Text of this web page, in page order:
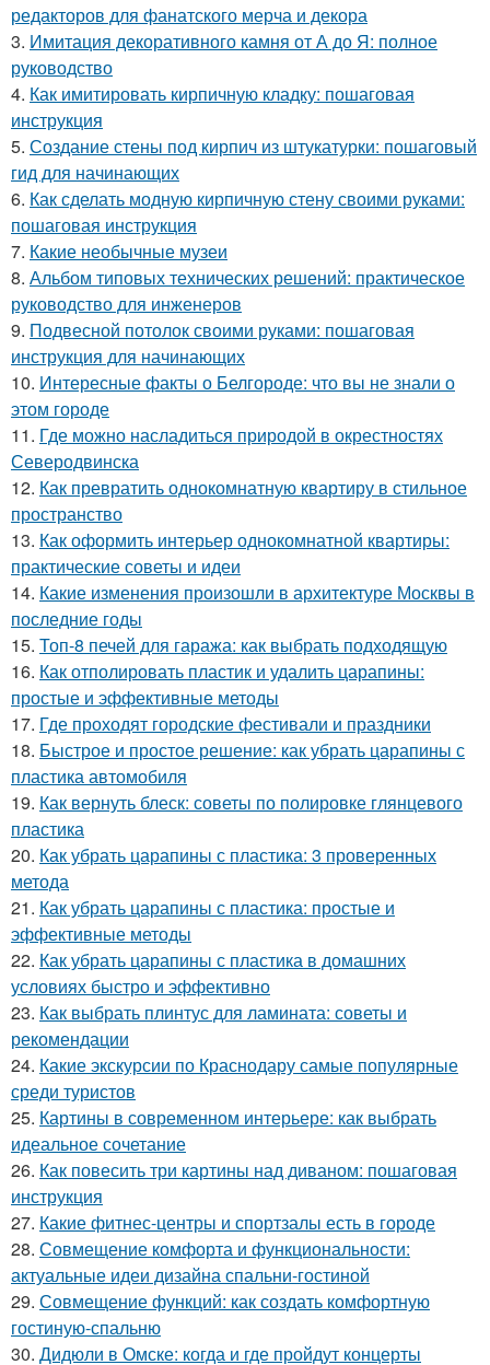
редакторов для фанатского мерча и декора
3. Имитация декоративного камня от А до Я: полное
руководство
4. Как имитировать кирпичную кладку: пошаговая
инструкция
5. Создание стены под кирпич из штукатурки: пошаговый
гид для начинающих
6. Как сделать модную кирпичную стену своими руками:
пошаговая инструкция
7. Какие необычные музеи
8. Альбом типовых технических решений: практическое
руководство для инженеров
9. Подвесной потолок своими руками: пошаговая
инструкция для начинающих
10. Интересные факты о Белгороде: что вы не знали о
этом городе
11. Где можно насладиться природой в окрестностях
Северодвинска
12. Как превратить однокомнатную квартиру в стильное
пространство
13. Как оформить интерьер однокомнатной квартиры:
практические советы и идеи
14. Какие изменения произошли в архитектуре Москвы в
последние годы
15. Топ-8 печей для гаража: как выбрать подходящую
16. Как отполировать пластик и удалить царапины:
простые и эффективные методы
17. Где проходят городские фестивали и праздники
18. Быстрое и простое решение: как убрать царапины с
пластика автомобиля
19. Как вернуть блеск: советы по полировке глянцевого
пластика
20. Как убрать царапины с пластика: 3 проверенных
метода
21. Как убрать царапины с пластика: простые и
эффективные методы
22. Как убрать царапины с пластика в домашних
условиях быстро и эффективно
23. Как выбрать плинтус для ламината: советы и
рекомендации
24. Какие экскурсии по Краснодару самые популярные
среди туристов
25. Картины в современном интерьере: как выбрать
идеальное сочетание
26. Как повесить три картины над диваном: пошаговая
инструкция
27. Какие фитнес-центры и спортзалы есть в городе
28. Совмещение комфорта и функциональности:
актуальные идеи дизайна спальни-гостиной
29. Совмещение функций: как создать комфортную
гостиную-спальню
30. Дидюли в Омске: когда и где пройдут концерты